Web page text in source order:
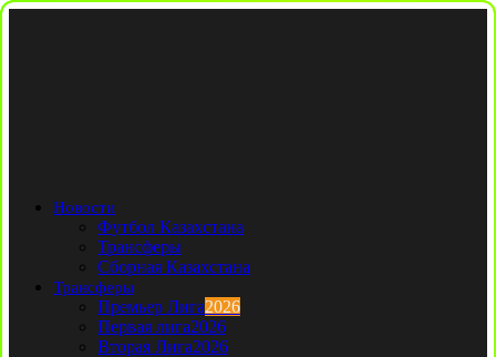
Новости
Футбол Казахстана
Трансферы
Сборная Казахстана
Трансферы
Премьер Лига2026
Первая лига2026
Вторая Лига2026